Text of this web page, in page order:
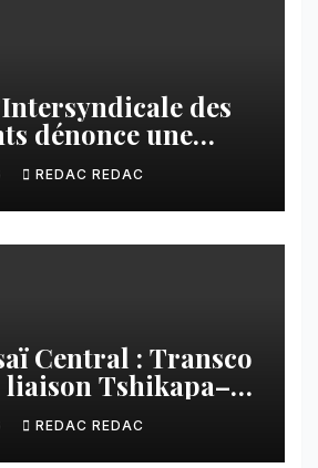
des
dénonce une
financière
écoles de la
REDAC REDAC
Central : Transco
Tshikapa–
faciliter les
REDAC REDAC